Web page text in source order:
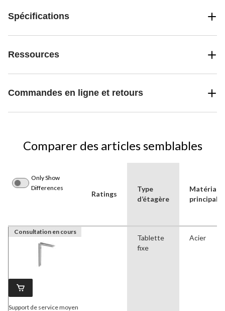
Spécifications
Ressources
Commandes en ligne et retours
Comparer des articles semblables
Only Show
Differences
Ratings
Type
d’étagère
Matériau
principal
Consultation en cours
Support de service moyen
Tablette
fixe
Acier